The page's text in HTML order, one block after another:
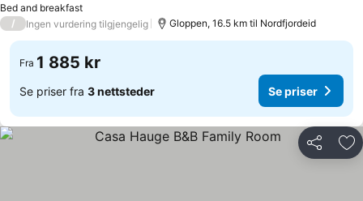
Bed and breakfast
/ Ingen vurdering tilgjengelig Gloppen, 16.5 km til Nordfjordeid
Fra 1 885 kr
Se priser fra 3 nettsteder Se priser
Del